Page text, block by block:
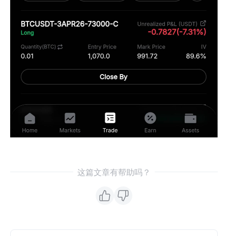
这篇文章有帮助吗？